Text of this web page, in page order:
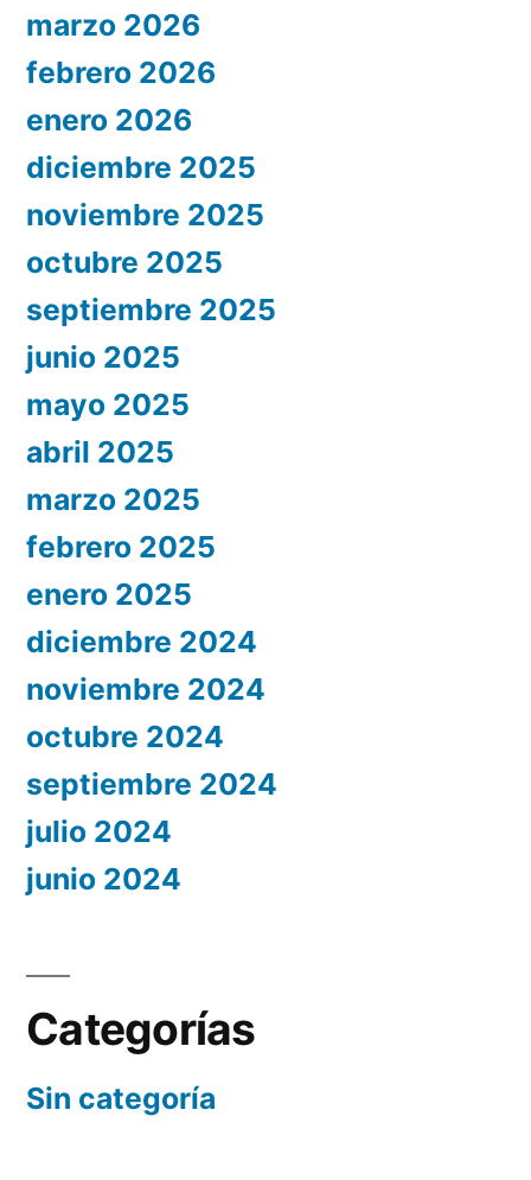
marzo 2026
febrero 2026
enero 2026
diciembre 2025
noviembre 2025
octubre 2025
septiembre 2025
junio 2025
mayo 2025
abril 2025
marzo 2025
febrero 2025
enero 2025
diciembre 2024
noviembre 2024
octubre 2024
septiembre 2024
julio 2024
junio 2024
Categorías
Sin categoría